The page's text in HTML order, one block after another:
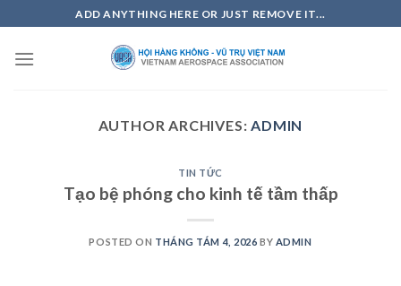
to
content
ADD ANYTHING HERE OR JUST REMOVE IT...
AUTHOR ARCHIVES:ADMIN
TIN TỨC
Tạo bệ phóng cho kinh tế tầm thấp
POSTED ON THÁNG TÁM 4, 2026 BY ADMIN